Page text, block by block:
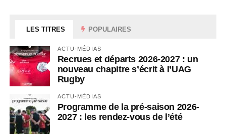
LES TITRES POPULAIRES
ACTU-MÉDIAS
Recrues et départs 2026-2027 : un
nouveau chapitre s’écrit à l’UAG
Rugby
ACTU-MÉDIAS
Programme de la pré-saison 2026-
2027 : les rendez-vous de l’été